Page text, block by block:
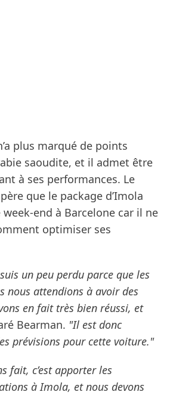
plus marqué de points
saoudite, et il admet être
à ses performances. Le
que le package d’Imola
end à Barcelone car il ne
optimiser ses
un peu perdu parce que les
nous attendions à avoir des
en fait très bien réussi, et
Bearman. "Il est donc
prévisions pour cette voiture."
fait, c’est apporter les
à Imola, et nous devons